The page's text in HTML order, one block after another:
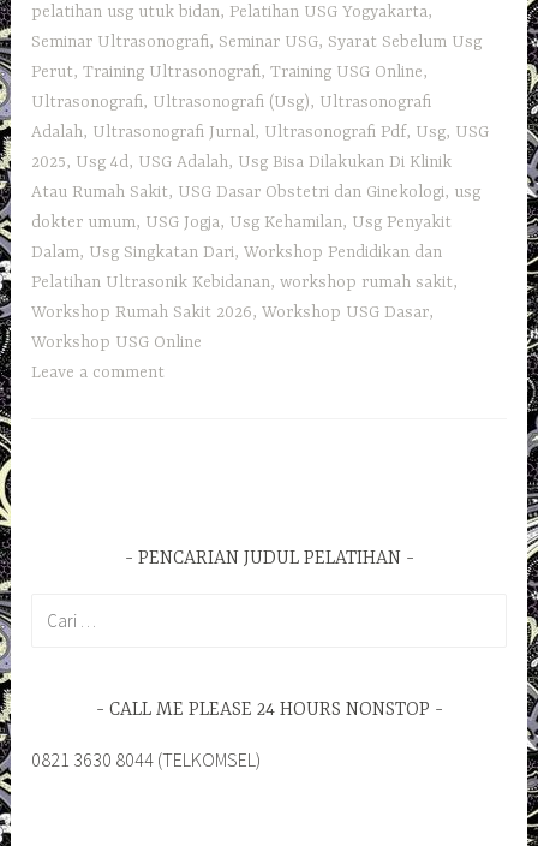
pelatihan usg utuk bidan, Pelatihan USG Yogyakarta,
Seminar Ultrasonografi, Seminar USG, Syarat Sebelum Usg
Perut,Training Ultrasonografi,Training USG Online,
Ultrasonografi, Ultrasonografi (Usg), Ultrasonografi
Adalah, Ultrasonografi Jurnal, Ultrasonografi Pdf, Usg, USG
2025, Usg 4d, USG Adalah, Usg Bisa Dilakukan Di Klinik
Atau Rumah Sakit, USG Dasar Obstetri dan Ginekologi, usg
dokter umum, USG Jogja, Usg Kehamilan, Usg Penyakit
Dalam, Usg Singkatan Dari,Workshop Pendidikan dan
Pelatihan Ultrasonik Kebidanan,workshop rumah sakit,
Workshop Rumah Sakit 2026,Workshop USG Dasar,
Workshop USG Online
Leave a comment
PENCARIAN JUDUL PELATIHAN
CALL ME PLEASE 24 HOURS NONSTOP
0821 3630 8044 (TELKOMSEL)